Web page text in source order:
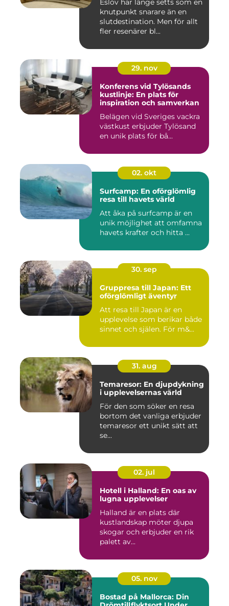
Eslöv har länge setts som en
knutpunkt snarare än en
slutdestination. Men för allt
fler resenärer bl...
29. nov
Konferens vid Tylösands
kustlinje: En plats för
inspiration och samverkan
Belägen vid Sveriges vackra
västkust erbjuder Tylösand
en unik plats för bå...
02. okt
Surfcamp: En oförglömlig
resa till havets värld
Att åka på surfcamp är en
unik möjlighet att omfamna
havets krafter och hitta ...
30. sep
Gruppresa till Japan: Ett
oförglömligt äventyr
Att resa till Japan är en
upplevelse som berikar både
sinnet och själen. För m&...
31. aug
Temaresor: En djupdykning
i upplevelsernas värld
För den som söker en resa
bortom det vanliga erbjuder
temaresor ett unikt sätt att
se...
02. jul
Hotell i Halland: En oas av
lugna upplevelser
Halland är en plats där
kustlandskap möter djupa
skogar och erbjuder en rik
palett av...
05. nov
Bostad på Mallorca: Din